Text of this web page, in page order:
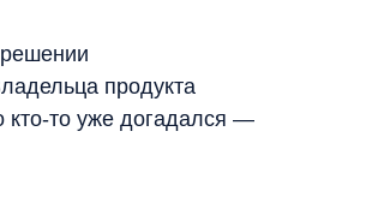
продукта
кто-то уже догадался —